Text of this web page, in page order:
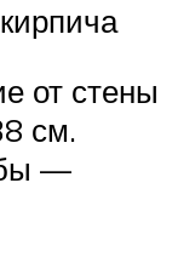
от стены
см.
—